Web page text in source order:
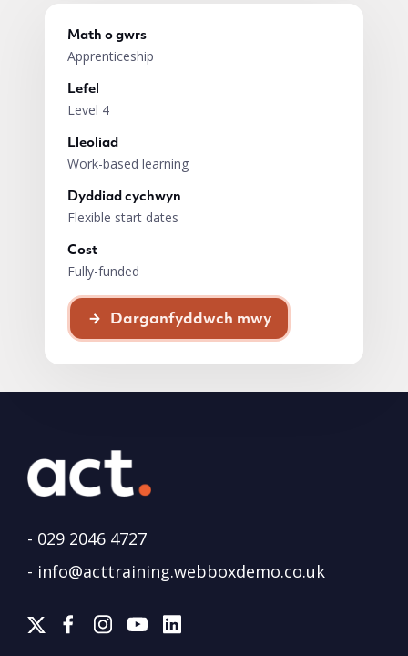
Math o gwrs
Apprenticeship
Lefel
Level 4
Lleoliad
Work-based learning
Dyddiad cychwyn
Flexible start dates
Cost
Fully-funded
Darganfyddwch mwy
- 029 2046 4727
- info@acttraining.webboxdemo.co.uk